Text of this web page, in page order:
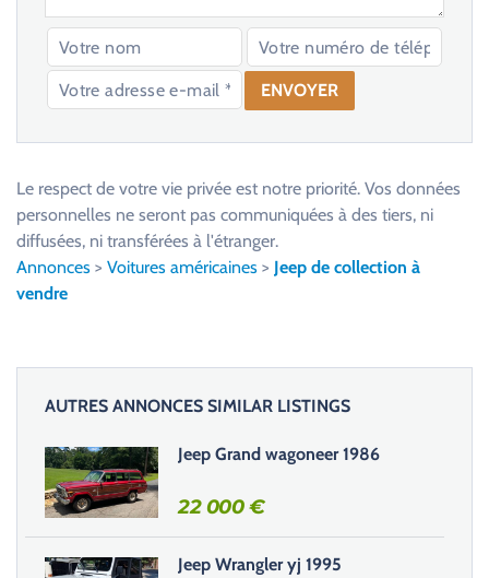
e
s
e
r
c
c
Le respect de votre vie privée est notre priorité. Vos données
personnelles ne seront pas communiquées à des tiers, ni
diffusées, ni transférées à l'étranger.
Annonces > Voitures américaines > Jeep de collection à
vendre
AUTRES ANNONCES SIMILAR LISTINGS
Jeep Grand wagoneer 1986
22 000€
Jeep Wrangler yj 1995